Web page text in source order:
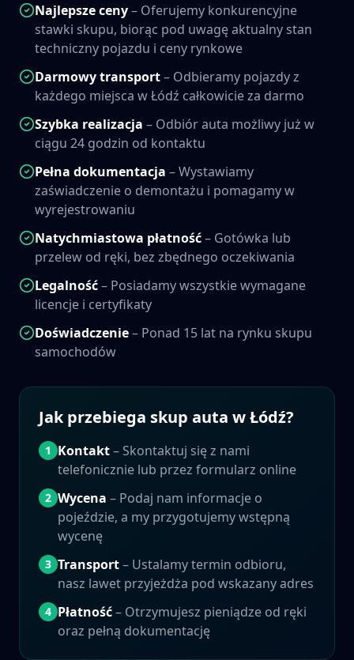
Najlepsze ceny– Oferujemy konkurencyjne
stawki skupu, biorąc pod uwagę aktualny stan
techniczny pojazdu i ceny rynkowe
Darmowy transport– Odbieramy pojazdy z
każdego miejsca wŁódź całkowicie za darmo
Szybka realizacja – Odbiór auta możliwy już w
ciągu 24 godzin od kontaktu
Pełna dokumentacja – Wystawiamy
zaświadczenie o demontażu i pomagamy w
wyrejestrowaniu
Natychmiastowa płatność– Gotówka lub
przelew od ręki, bez zbędnego oczekiwania
Legalność– Posiadamy wszystkie wymagane
licencje i certyfikaty
Doświadczenie– Ponad 15 lat na rynku skupu
samochodów
Jak przebiega skup auta wŁódź?
1 Kontakt– Skontaktuj się z nami
telefonicznie lub przez formularz online
2 Wycena – Podaj nam informacje o
pojeździe, a my przygotujemy wstępną
wycenę
3 Transport– Ustalamy termin odbioru,
nasz lawet przyjeżdża pod wskazany adres
4 Płatność– Otrzymujesz pieniądze od ręki
oraz pełną dokumentację